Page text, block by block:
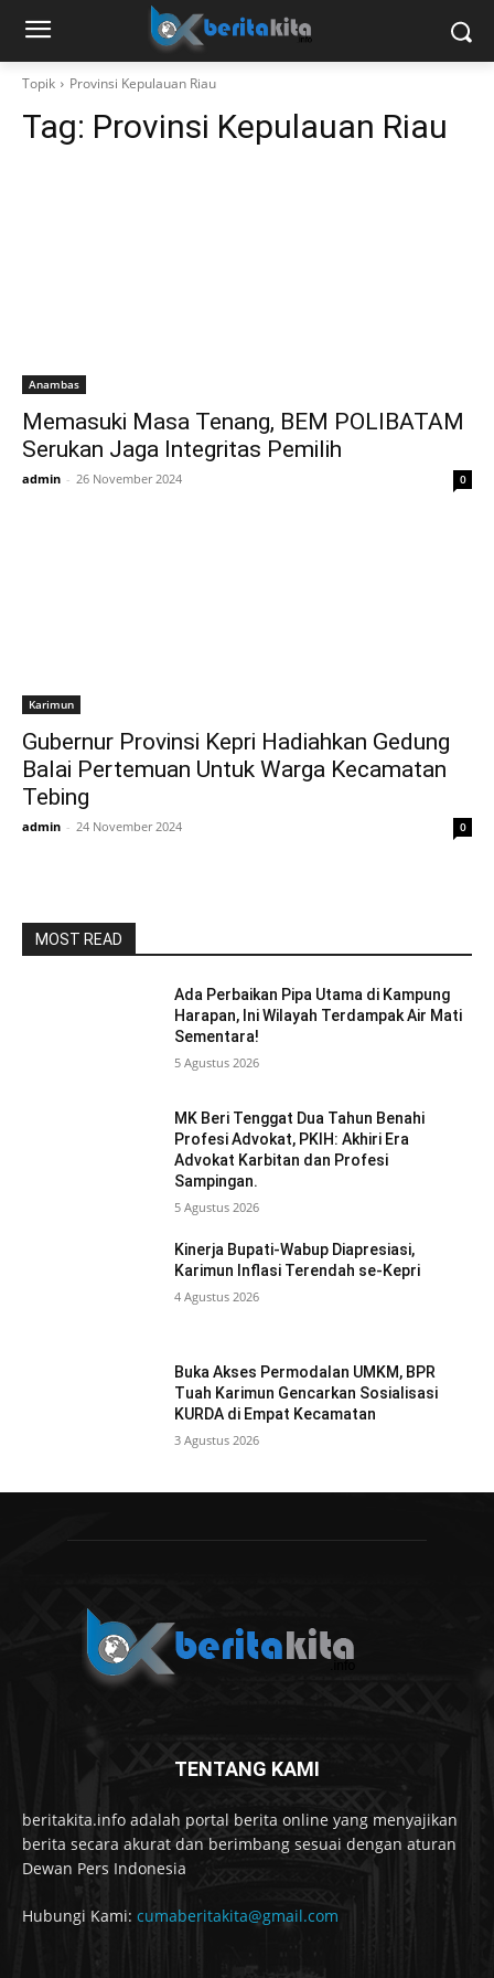
Topik Provinsi Kepulauan Riau
Tag: Provinsi Kepulauan Riau
Anambas
Memasuki Masa Tenang, BEM POLIBATAM
Serukan Jaga Integritas Pemilih
admin - 26 November 2024 0
Karimun
Gubernur Provinsi Kepri Hadiahkan Gedung
Balai Pertemuan Untuk Warga Kecamatan
Tebing
admin - 24 November 2024 0
MOST READ
Ada Perbaikan Pipa Utama di Kampung
Harapan, Ini Wilayah Terdampak Air Mati
Sementara!
5 Agustus 2026
MK Beri Tenggat Dua Tahun Benahi
Profesi Advokat, PKIH: Akhiri Era
Advokat Karbitan dan Profesi
Sampingan.
5 Agustus 2026
Kinerja Bupati-Wabup Diapresiasi,
Karimun Inflasi Terendah se-Kepri
4 Agustus 2026
Buka Akses Permodalan UMKM, BPR
Tuah Karimun Gencarkan Sosialisasi
KURDA di Empat Kecamatan
3 Agustus 2026
TENTANG KAMI
beritakita.info adalah portal berita online yang menyajikan
berita secara akurat dan berimbang sesuai dengan aturan
Dewan Pers Indonesia
Hubungi Kami: cumaberitakita@gmail.com